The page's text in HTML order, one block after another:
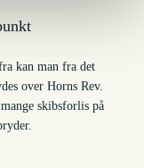
kan man fra det
over Horns Rev.
skibsforlis på